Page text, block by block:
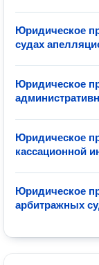
Юридическое
судах
Юридическое
Юридическое
кассационной
Юридическое
арбитражных